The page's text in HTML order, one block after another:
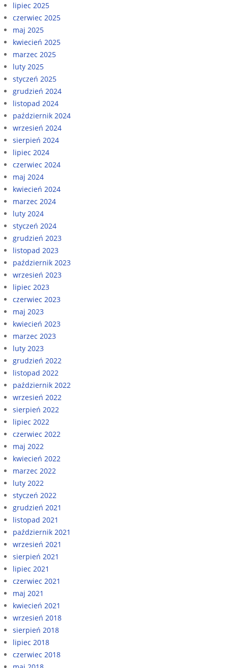
lipiec 2025
czerwiec 2025
maj 2025
kwiecień 2025
marzec 2025
luty 2025
styczeń 2025
grudzień 2024
listopad 2024
październik 2024
wrzesień 2024
sierpień 2024
lipiec 2024
czerwiec 2024
maj 2024
kwiecień 2024
marzec 2024
luty 2024
styczeń 2024
grudzień 2023
listopad 2023
październik 2023
wrzesień 2023
lipiec 2023
czerwiec 2023
maj 2023
kwiecień 2023
marzec 2023
luty 2023
grudzień 2022
listopad 2022
październik 2022
wrzesień 2022
sierpień 2022
lipiec 2022
czerwiec 2022
maj 2022
kwiecień 2022
marzec 2022
luty 2022
styczeń 2022
grudzień 2021
listopad 2021
październik 2021
wrzesień 2021
sierpień 2021
lipiec 2021
czerwiec 2021
maj 2021
kwiecień 2021
wrzesień 2018
sierpień 2018
lipiec 2018
czerwiec 2018